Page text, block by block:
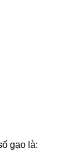
gạo là: